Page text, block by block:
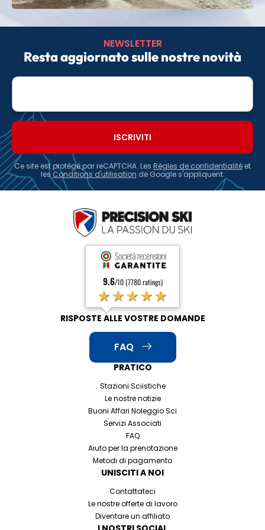
NEWSLETTER
Resta aggiornato sulle nostre novità
E-
Ce site est protégé par reCAPTCHA. Les Règles de confidentialité et
les Conditions d'utilisation de Google s'appliquent.
9.6/10 (7780 ratings)
★★★★★
PRATICO
Stazioni Sciistiche
Le nostre notizie
Buoni Affari Noleggio Sci
Servizi Associati
FAQ
Aiuto per la prenotazione
Metodi di pagamento
UNISCITI A NOI
Contattateci
Le nostre offerte di lavoro
Diventare un affiliato
RISPOSTE ALLE VOSTRE DOMANDE
FAQ